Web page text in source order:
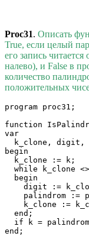
Proc31. Описать
True, если целый
его запись
налево), и False в
количество
положительных
program proc31;
function
var
k_clone, digit,
begin
  k_clone := k;
while k_clone
  begin
digit :=
palindrom :=
k_clone :=
  end;
if k =
end;